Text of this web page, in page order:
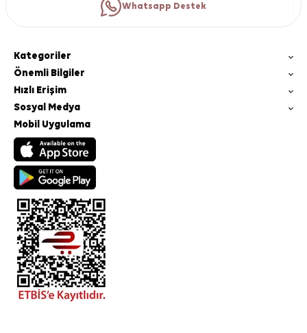
Whatsapp Destek
Kategoriler
Önemli Bilgiler
Hızlı Erişim
Sosyal Medya
Mobil Uygulama